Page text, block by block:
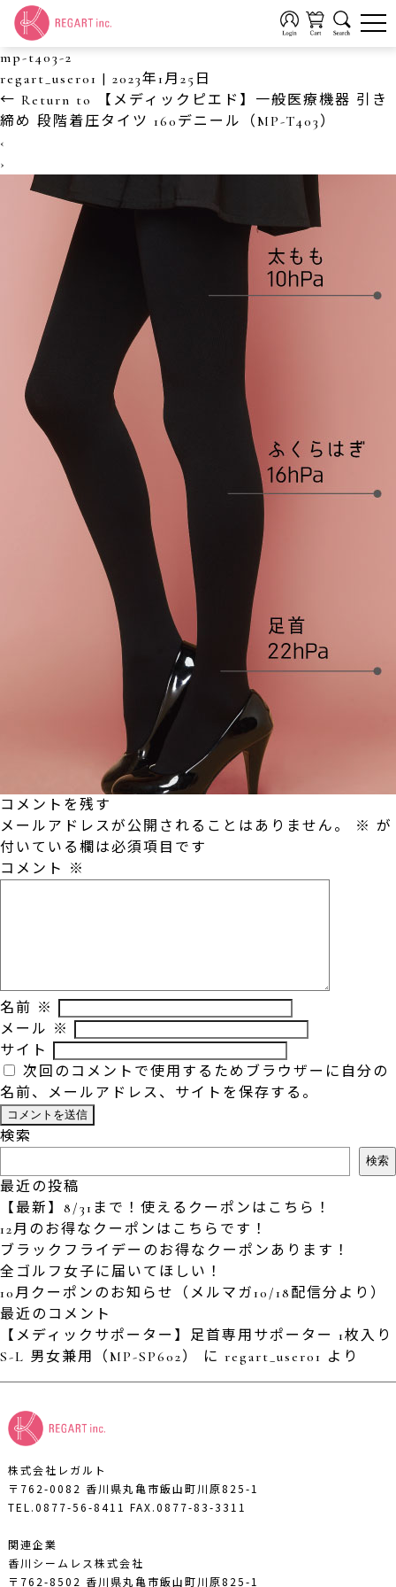
mp-t403-2
regart_user01 | 2023年1月25日
← Return to 【メディックピエド】一般医療機器 引き
締め 段階着圧タイツ 160デニール（MP-T403）
‹
›
コメントを残す
メールアドレスが公開されることはありません。
※ が
付いている欄は必須項目です
コメント ※
名前 ※
メール ※
サイト
次回のコメントで使用するためブラウザーに自分の
名前、メールアドレス、サイトを保存する。
検索
検索
最近の投稿
【最新】8/31まで！使えるクーポンはこちら！
12月のお得なクーポンはこちらです！
ブラックフライデーのお得なクーポンあります！
全ゴルフ女子に届いてほしい！
10月クーポンのお知らせ（メルマガ10/18配信分より）
最近のコメント
【メディックサポーター】足首専用サポーター 1枚入り
S-L 男女兼用（MP-SP602）
に regart_user01 より
株式会社レガルト
〒762-0082 香川県丸亀市飯山町川原825-1
TEL.0877-56-8411 FAX.0877-83-3311
関連企業
香川シームレス株式会社
〒762-8502 香川県丸亀市飯山町川原825-1